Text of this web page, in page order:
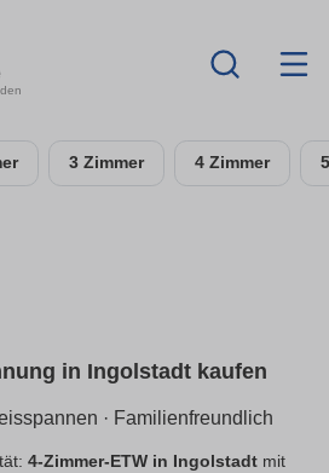
3 Zimmer 4 Zimmer
in Ingolstadt kaufen
· Familienfreundlich
4-Zimmer-ETW in Ingolstadt mit